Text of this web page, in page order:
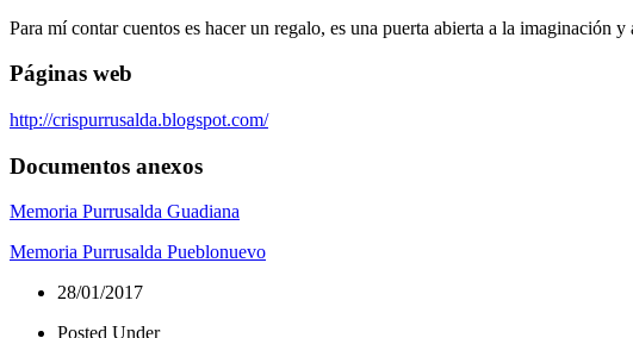
Para mí contar cuentos es hacer un regalo, es una puerta abierta a la imaginación
Páginas web
http://crispurrusalda.blogspot.com/
Documentos anexos
Memoria Purrusalda Guadiana
Memoria Purrusalda Pueblonuevo
28/01/2017
Posted Under